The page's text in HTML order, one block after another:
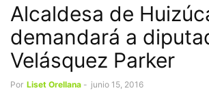
Alcaldesa de
demandará a
Velásquez Parker
Por Liset Orellana - junio 15, 2016